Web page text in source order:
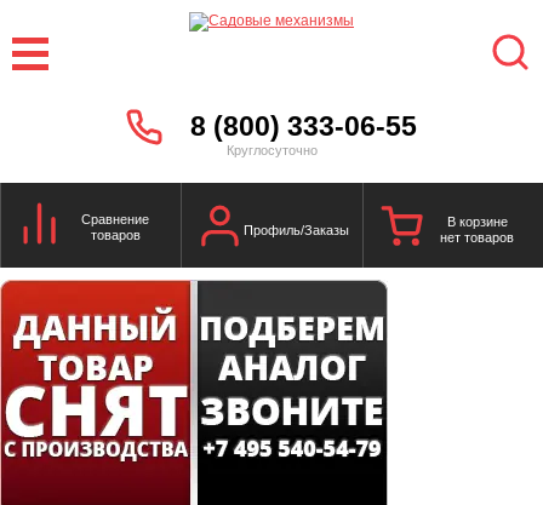
8 (800) 333-06-55
Круглосуточно
Сравнение
товаров
Профиль/Заказы
В корзине
нет товаров